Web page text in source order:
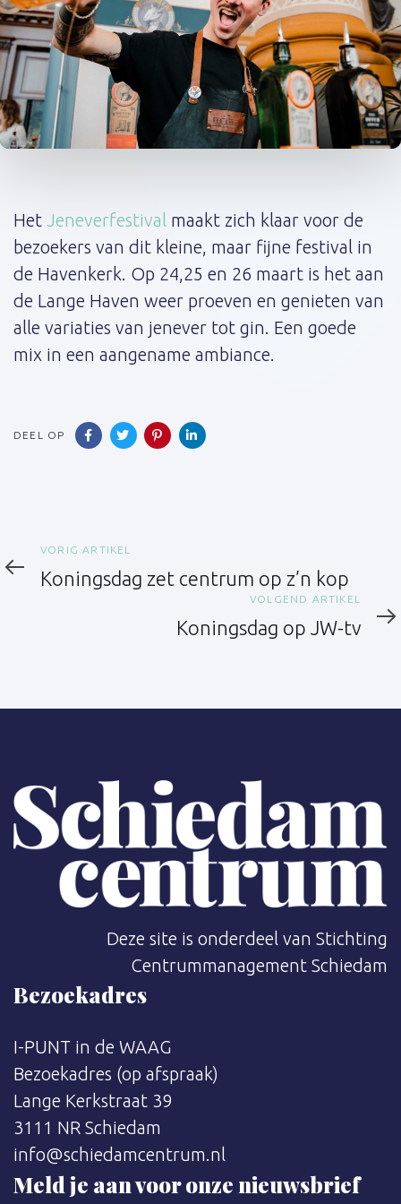
Het Jeneverfestival maakt zich klaar voor de
bezoekers van dit kleine, maar fijne festival in
de Havenkerk. Op 24,25 en 26 maart is het aan
de Lange Haven weer proeven en genieten van
alle variaties van jenever tot gin. Een goede
mix in een aangename ambiance.
DEEL OP
navigation
Vorig
artikel
VORIG ARTIKEL
Koningsdag zet centrum op z’n kop
artikel
VOLGEND ARTIKEL
Koningsdag op JW-tv
Deze site is onderdeel van Stichting
Centrummanagement Schiedam
Bezoekadres
I-PUNT in de WAAG
Bezoekadres (op afspraak)
Lange Kerkstraat 39
3111 NR Schiedam
info@schiedamcentrum.nl
Meld je aan voor onze nieuwsbrief